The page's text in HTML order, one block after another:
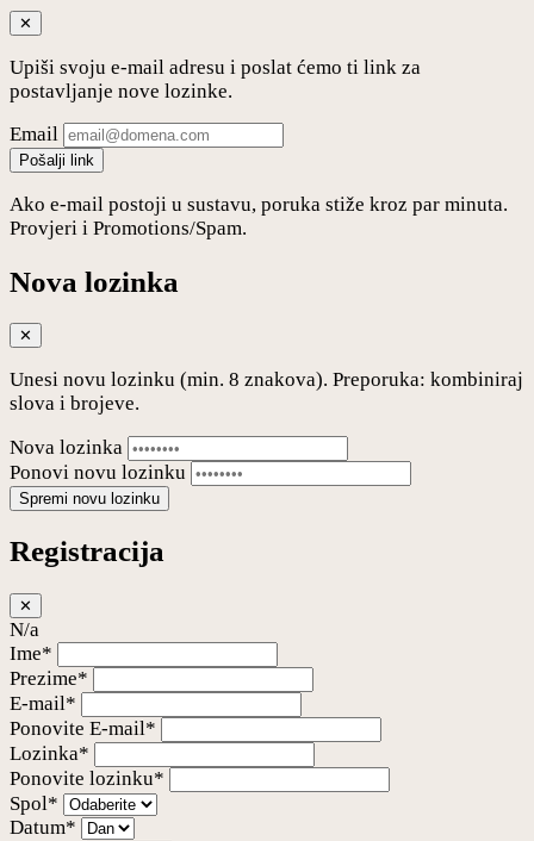
✕
Upiši svoju e-mail adresu i poslat ćemo ti link za
postavljanje nove lozinke.
Email
Pošalji link
Ako e-mail postoji u sustavu, poruka stiže kroz par minuta.
Provjeri i Promotions/Spam.
Nova lozinka
✕
Unesi novu lozinku (min. 8 znakova). Preporuka: kombiniraj
slova i brojeve.
Nova lozinka
Ponovi novu lozinku
Spremi novu lozinku
Registracija
✕
N/a
Ime*
Prezime*
E-mail*
Ponovite E-mail*
Lozinka*
Ponovite lozinku*
Spol*
Datum*